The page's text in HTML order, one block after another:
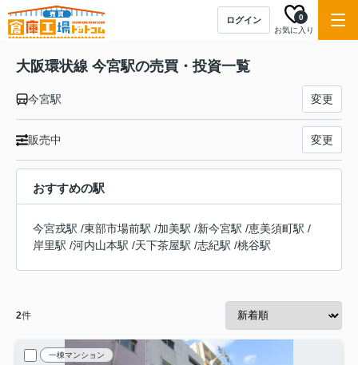
ログイン
お気に入り
0
大阪環状線 今宮駅の売買・投資一覧
今宮駅 変更
販売中 変更
おすすめの駅
今宮戎駅 /東部市場前駅 /加美駅 /新今宮駅 /恵美須町駅 /
岸里駅 /河内山本駅 /天下茶屋駅 /志紀駅 /桃谷駅
2件
一棟マンション